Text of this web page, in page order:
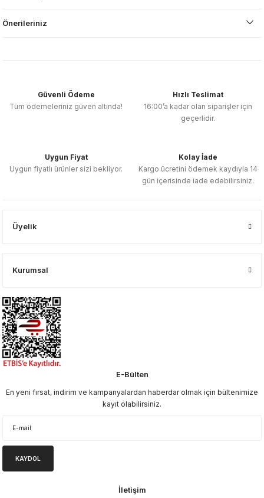
Önerileriniz
Güvenli Ödeme
Tüm ödemeleriniz güven altında!
Hızlı Teslimat
16:00’a kadar olan siparişler için
geçerlidir.
Uygun Fiyat
Uygun fiyatlı ürünler sizi bekliyor.
Kolay İade
Kargo ücretini ödemek kaydıyla 14
gün içerisinde iade edebilirsiniz.
Üyelik
Kurumsal
E-Bülten
En yeni fırsat, indirim ve kampanyalardan haberdar olmak için bültenimize
kayıt olabilirsiniz.
KAYDOL
İletişim